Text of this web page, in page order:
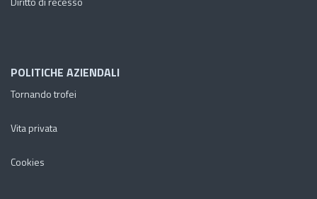
POLITICHE AZIENDALI
Tornando trofei
Vita privata
Cookies